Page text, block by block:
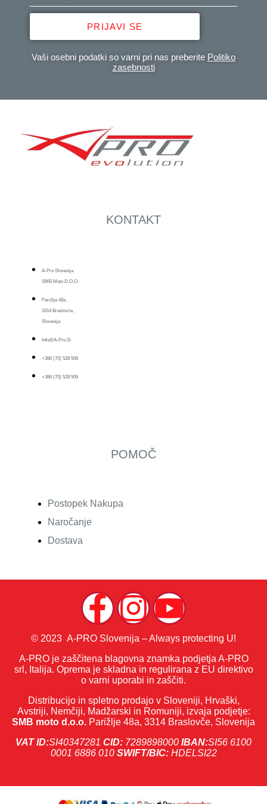
PRIJAVI SE
Vaši osebni podatki so varni pri nas preberite Politiko
zasebnosti
KONTAKT
A-Pro Slovenija
SMB Moto D.o.o.
Parižlje 48a,
3314 Braslovče,
Slovenija
Info@a-Pro.si
+386 (70) 528 506
+386 (70) 528 506
POMOČ
Postopek Nakupa
Naročanje
Dostava
© 2023 A-PRO Slovenija – Always protecting U!
A-PRO je zaščitena blagovna znamka podjetja A-PRO
srl, Italija. Oprema je skladna in regulirana z EU direktivo
o varni uporabi in zaščiti.
Distribucijo in spletno prodajo v Sloveniji, Hrvaški,
Avstriji, Nemčiji, Madžarski in Romuniji, izvaja podjetje:
SMB moto d.o.o. Parižlje 48a, 3314 Braslovče, Slovenija
VAT ID:SI40347281 CID: 7289898000 IBAN:SI56 6100
0001 6886 010 SWIFT/BIC:HDELSI22